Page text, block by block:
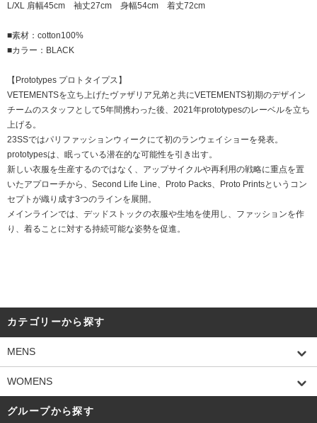
L/XL 肩幅45cm 袖丈27cm 身幅54cm 着丈72cm
■素材：cotton100%
■カラー：BLACK
【Prototypes プロトタイプス】
VETEMENTSを立ち上げたヴァザリア兄弟と共にVETEMENTS初期のデザイン
チームのスタッフとして5年間携わった後、2021年prototypesのレーベルを立ち
上げる。
23SSではパリファッションウィークにて初のランウェイショーを発表。
prototypesは、眠っている潜在的な可能性を引き出す。
新しい衣服を生産するのではなく、アップサイクルや再利用の戦略に重点を置
いたアプローチから、Second Life Line、Proto Packs、Proto Printsというコン
セプトが織り成す3つのラインを展開。
メインラインでは、デッドストックの衣服や生地を使用し、ファッションを作
り、着ることに対する持続可能な姿勢を促進。
カテゴリーから探す
MENS
WOMENS
グループから探す